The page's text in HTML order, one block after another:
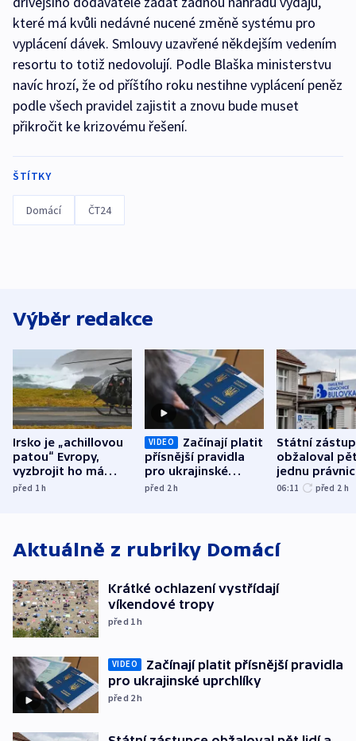
které má kvůli nedávné nucené změně systému pro
vyplácení dávek. Smlouvy uzavřené někdejším vedením
resortu to totiž nedovolují. Podle Blaška ministerstvu
navíc hrozí, že od příštího roku nestihne vyplácení peněz
podle všech pravidel zajistit a znovu bude muset
přikročit ke krizovému řešení.
ŠTÍTKY
Domácí ČT24
Výběr redakce
Irsko je „achillovou
patou“ Evropy,
vyzbrojit ho má
Francie
před 1h
VIDEO
Začínají platit
přísnější pravidla
pro ukrajinské
uprchlíky
před 2h
Státní
obžaloval
jednu
osobu v
06:11 před 2 h
Aktuálně z rubriky Domácí
Krátké ochlazení vystřídají
víkendové tropy
před 1h
VIDEO
Začínají platit přísnější pravidla
pro ukrajinské uprchlíky
před 2h